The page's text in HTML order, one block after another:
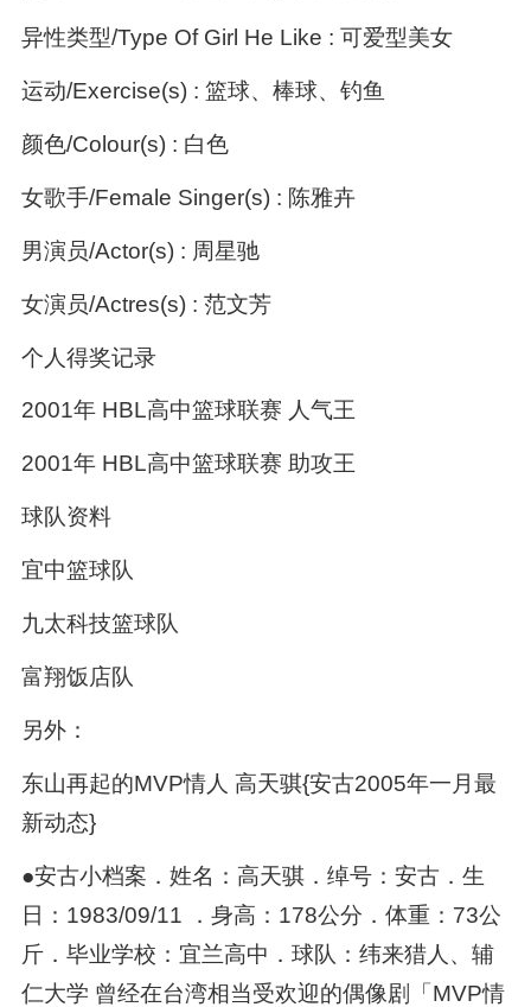
异性类型/Type Of Girl He Like : 可爱型美女
运动/Exercise(s) : 篮球、棒球、钓鱼
颜色/Colour(s) : 白色
女歌手/Female Singer(s) : 陈雅卉
男演员/Actor(s) : 周星驰
女演员/Actres(s) : 范文芳
个人得奖记录
2001年 HBL高中篮球联赛 人气王
2001年 HBL高中篮球联赛 助攻王
球队资料
宜中篮球队
九太科技篮球队
富翔饭店队
另外：
东山再起的MVP情人 高天骐{安古2005年一月最
新动态}
●安古小档案．姓名：高天骐．绰号：安古．生
日：1983/09/11 ．身高：178公分．体重：73公
斤．毕业学校：宜兰高中．球队：纬来猎人、辅
仁大学 曾经在台湾相当受欢迎的偶像剧「MVP情